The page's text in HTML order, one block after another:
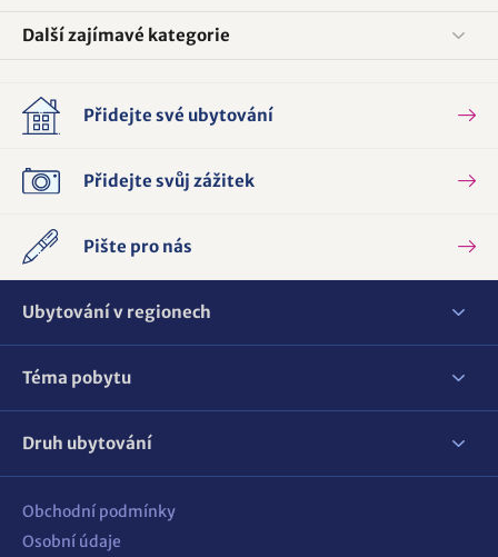
Další zajímavé kategorie
Přidejte své ubytování
Přidejte svůj zážitek
Pište pro nás
Ubytování v regionech
Téma pobytu
Druh ubytování
Obchodní podmínky
Osobní údaje